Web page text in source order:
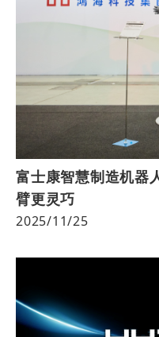
富士康智慧制造机器
臂更灵巧
2025/11/25